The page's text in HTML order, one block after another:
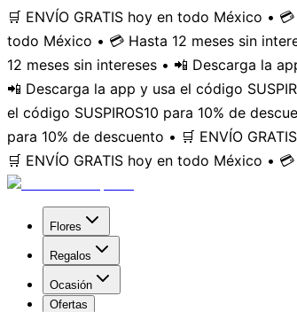
🛒 ENVÍO GRATIS hoy en todo México •
todo México • 💳 Hasta 12 meses sin
12 meses sin intereses • 📲 Descarga la
📲 Descarga la app y usa el código
el código SUSPIROS10 para 10% de
para 10% de descuento • 🛒 ENVÍO
🛒 ENVÍO GRATIS hoy en todo México •
Flores
Regalos
Ocasión
Ofertas